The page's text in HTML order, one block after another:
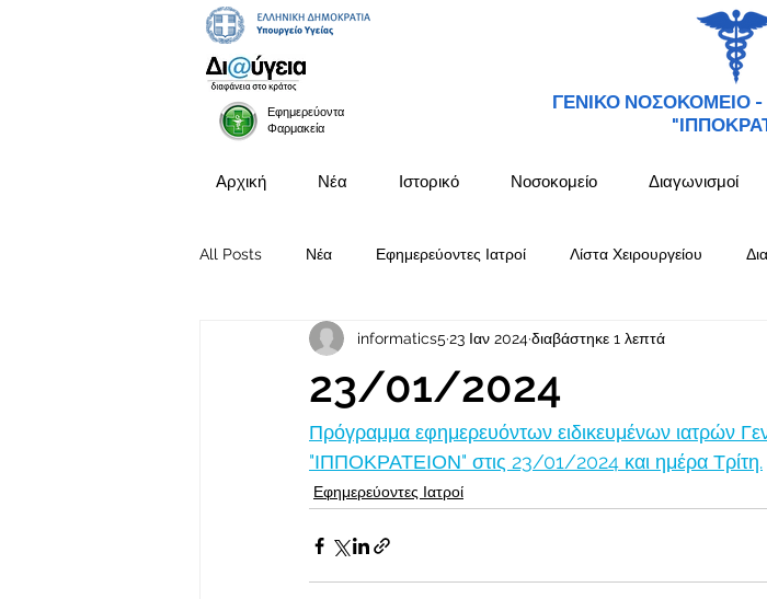
Εφημερεύοντα
Φαρμακεία
ΓΕΝΙΚΟ ΝΟΣΟΚΟΜΕΙΟ -
Αρχική Νέα Ιστορικό Νοσοκομείο Διαγωνισμοί
All Posts Νέα Εφημερεύοντες Ιατροί Λίστα Χειρουργείου
Προκηρύξεις Θέσεων
23/01/2024
informatics5 23 Ιαν 2024διαβάστηκε 1 λεπτά
Πρόγραμμα εφημερευόντων ειδικευμένων ιατρών
"ΙΠΠΟΚΡΑΤΕΙΟΝ" στις 23/01/2024 και ημέρα Τρίτη.
Εφημερεύοντες Ιατροί